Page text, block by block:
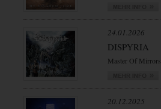
24.01.2026
DISPYRIA
Master Of Mirrors
20.12.2025